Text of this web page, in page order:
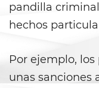
Property
pandilla
hechos
Por ejemplo,
unas sanciones